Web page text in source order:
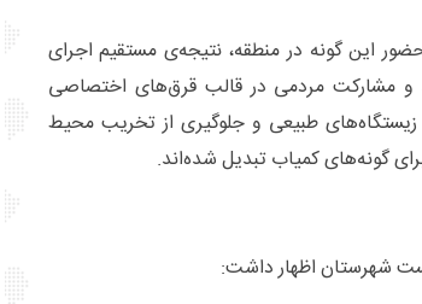
این گونه در منطقه، نتیجه‌ی مستقیم اجرای
و مشارکت مردمی در قالب قرق‌های اختصاصی
طبیعی و جلوگیری از تخریب محیط
گونه‌های کمیاب تبدیل شده‌اند.
شهرستان اظهار داشت: